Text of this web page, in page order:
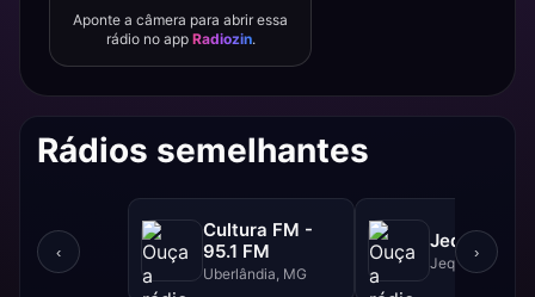
Aponte a câmera para abrir essa
rádio no app Radiozin.
Rádios semelhantes
‹
Cultura FM -
95.1 FM
Uberlândia, MG
Jequitibá
Jequitibá, MG
›